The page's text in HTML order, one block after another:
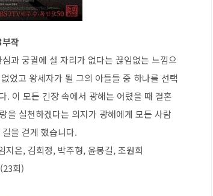
작
과 궁궐에 설 자리가 없다는 끊임없는 느낌으
었고 왕세자가 될 그의 아들들 중 하나를 선택
. 이 모든 긴장 속에서 광해는 어렸을 때 결혼
을 실천하겠다는 의지가 광해에게 모든 사람
을 걷게 했습니다.
지은, 김희정, 박주형, 윤봉길, 조원희
회)